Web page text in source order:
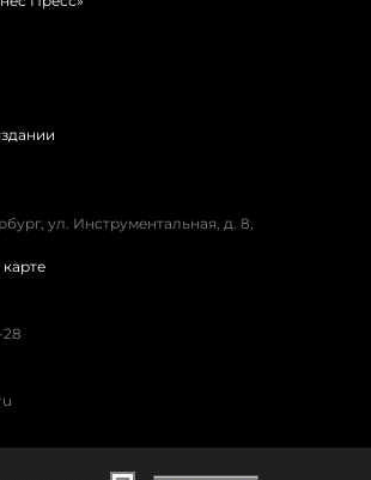
ул. Инструментальная, д. 8,
карте
28